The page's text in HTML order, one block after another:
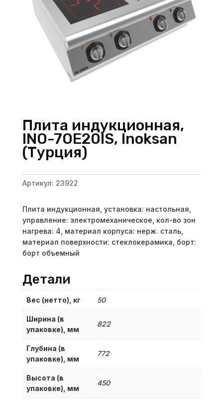
Плита индукционная,
INO-7OE20IS, Inoksan
(Турция)
Артикул: 23922
Плита индукционная, установка: настольная,
управление: электромеханическое, кол-во зон
нагрева: 4, материал корпуса: нерж. сталь,
материал поверхности: стеклокерамика, борт:
борт объемный
Детали
Вес (нетто), кг 50
Ширина (в
упаковке), мм
822
Глубина (в
упаковке), мм
772
Высота (в
упаковке), мм
450